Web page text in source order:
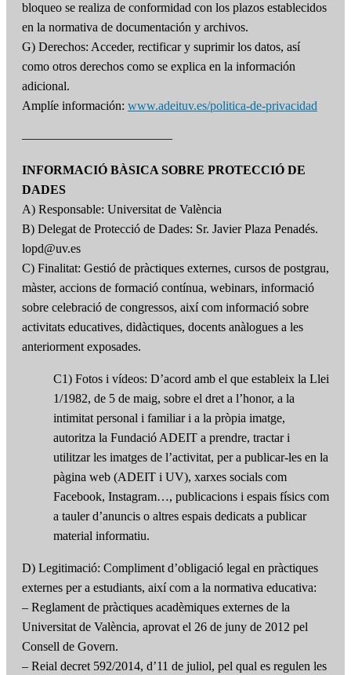
bloqueo se realiza de conformidad con los plazos establecidos
en la normativa de documentación y archivos.
G) Derechos: Acceder, rectificar y suprimir los datos, así
como otros derechos como se explica en la información
adicional.
Amplíe información: www.adeituv.es/politica-de-privacidad
————————————
INFORMACIÓ BÀSICA SOBRE PROTECCIÓ DE
DADES
A) Responsable: Universitat de València
B) Delegat de Protecció de Dades: Sr. Javier Plaza Penadés.
lopd@uv.es
C) Finalitat: Gestió de pràctiques externes, cursos de postgrau,
màster, accions de formació contínua, webinars, informació
sobre celebració de congressos, així com informació sobre
activitats educatives, didàctiques, docents anàlogues a les
anteriorment exposades.
C1) Fotos i vídeos: D’acord amb el que estableix la Llei
1/1982, de 5 de maig, sobre el dret a l’honor, a la
intimitat personal i familiar i a la pròpia imatge,
autoritza la Fundació ADEIT a prendre, tractar i
utilitzar les imatges de l’activitat, per a publicar-les en la
pàgina web (ADEIT i UV), xarxes socials com
Facebook, Instagram…, publicacions i espais físics com
a tauler d’anuncis o altres espais dedicats a publicar
material informatiu.
D) Legitimació: Compliment d’obligació legal en pràctiques
externes per a estudiants, així com a la normativa educativa:
– Reglament de pràctiques acadèmiques externes de la
Universitat de València, aprovat el 26 de juny de 2012 pel
Consell de Govern.
– Reial decret 592/2014, d’11 de juliol, pel qual es regulen les